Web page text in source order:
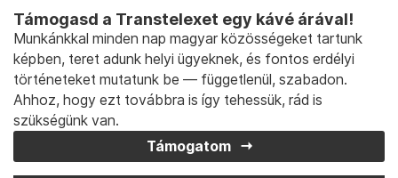
Támogasd a Transtelexet egy kávé árával!
Munkánkkal minden nap magyar közösségeket tartunk
képben, teret adunk helyi ügyeknek, és fontos erdélyi
történeteket mutatunk be — függetlenül, szabadon.
Ahhoz, hogy ezt továbbra is így tehessük, rád is
szükségünk van.
Támogatom